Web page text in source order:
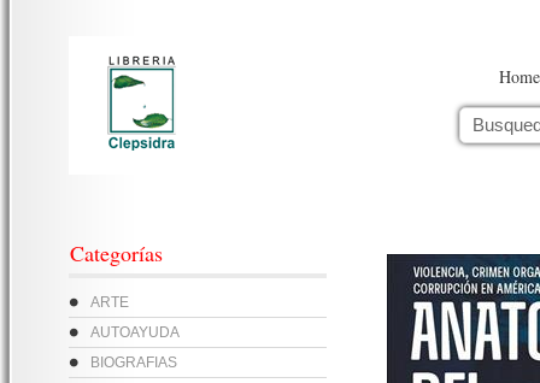
Home
Categorías
ARTE
AUTOAYUDA
BIOGRAFIAS